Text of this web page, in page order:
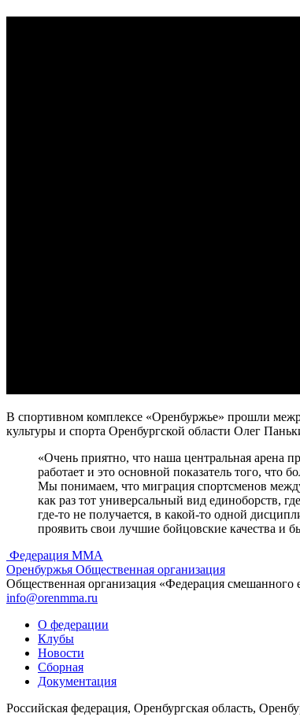
В спортивном комплексе «Оренбуржье» прошли
культуры и спорта Оренбургской области Олег
«Очень приятно, что наша центральная арена
работает и это основной показатель того, что
Мы понимаем, что миграция спортсменов
как раз тот универсальный вид единоборств,
где-то не получается, в какой-то одной
проявить свои лучшие бойцовские качества и
Федерация ММА
Оренбуржья Общественная организация
Общественная организация «Федерация
info@orenmma.ru
О федерации
Клубы
Новости
Сборная
Документация
Российская федерация, Оренбургская область,